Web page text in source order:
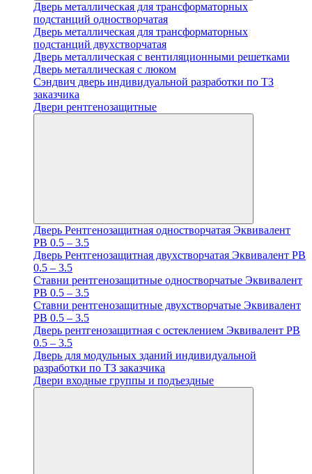
Дверь металлическая для трансформаторных
подстанций одностворчатая
Дверь металлическая для трансформаторных
подстанций двухстворчатая
Дверь металлическая с вентиляционными решетками
Дверь металлическая с люком
Cэндвич дверь индивидуальной разработки по ТЗ
заказчика
Двери рентгенозащитные
Дверь Рентгенозащитная одностворчатая Эквивалент
PB 0.5 – 3.5
Дверь Рентгенозащитная двухстворчатая Эквивалент PB
0.5 – 3.5
Ставни рентгенозащитные одностворчатые Эквивалент
PB 0.5 – 3.5
Ставни рентгенозащитные двухстворчатые Эквивалент
PB 0.5 – 3.5
Дверь рентгенозащитная с остеклением Эквивалент PB
0.5 – 3.5
Дверь для модульных зданий индивидуальной
разработки по ТЗ заказчика
Двери входные группы и подъездные